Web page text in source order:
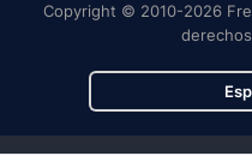
Copyright © 2010-2026